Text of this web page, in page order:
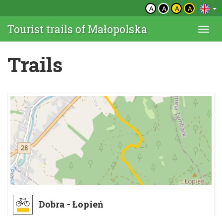
A A A A
Tourist trails of Małopolska
Trails
Dobra - Łopień